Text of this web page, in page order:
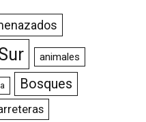
animales
Bosques